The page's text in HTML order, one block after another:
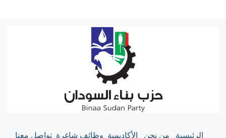
الرئيسية من نحن الأكاديمية وظائف شاغرة تواصل معنا